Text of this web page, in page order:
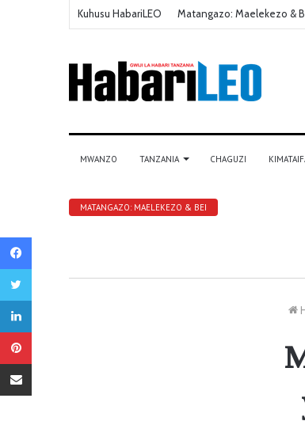
Kuhusu HabariLEO Matangazo: Maelekezo &
MWANZO TANZANIA CHAGUZI
MATANGAZO: MAELEKEZO & BEI